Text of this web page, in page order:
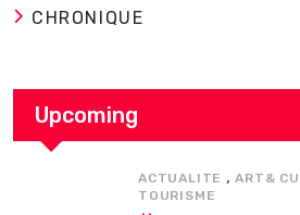
CHRONIQUE
Upcoming
ACTUALITE ,ART&
TOURISME